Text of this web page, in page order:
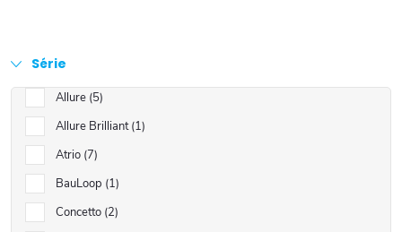
Série
Allure 5
Allure Brilliant 1
Atrio 7
BauLoop 1
Concetto 2